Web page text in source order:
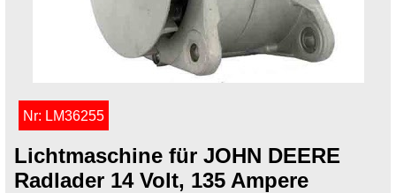
Nr: LM36255
Lichtmaschine für JOHN DEERE
Radlader 14 Volt, 135 Ampere